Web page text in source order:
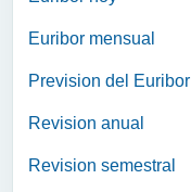
Euribor mensual
Prevision del Euribor
Revision anual
Revision semestral